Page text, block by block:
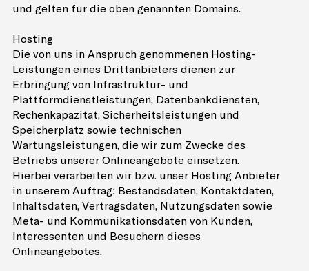
und gelten für die oben genannten Domains.
Hosting
Die von uns in Anspruch genommenen Hosting-
Leistungen eines Drittanbieters dienen zur
Erbringung von Infrastruktur- und
Plattformdienstleistungen, Datenbankdiensten,
Rechenkapazität, Sicherheitsleistungen und
Speicherplatz sowie technischen
Wartungsleistungen, die wir zum Zwecke des
Betriebs unserer Onlineangebote einsetzen.
Hierbei verarbeiten wir bzw. unser Hosting Anbieter
in unserem Auftrag: Bestandsdaten, Kontaktdaten,
Inhaltsdaten, Vertragsdaten, Nutzungsdaten sowie
Meta- und Kommunikationsdaten von Kunden,
Interessenten und Besuchern dieses
Onlineangebotes.